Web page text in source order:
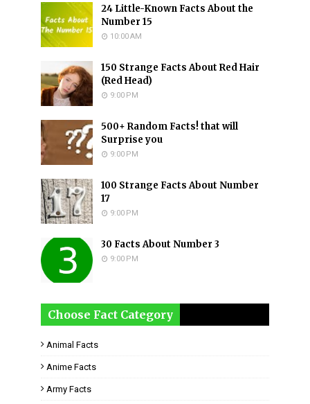
24 Little-Known Facts About the
Number 15
10:00 AM
150 Strange Facts About Red Hair
(Red Head)
9:00 PM
500+ Random Facts! that will
Surprise you
9:00 PM
100 Strange Facts About Number
17
9:00 PM
30 Facts About Number 3
9:00 PM
Choose Fact Category
Animal Facts
Anime Facts
Army Facts